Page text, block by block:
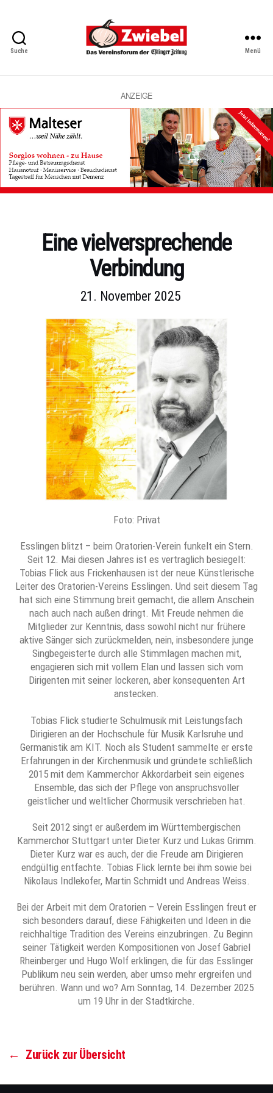
Suche
Vereinsforum
Eßlinger
Zeitung
Menü
ANZEIGE
KategorienEine vielversprechende
Verbindung
21. November 2025
Foto: Privat
Esslingen blitzt – beim Oratorien-Verein funkelt ein Stern.
Seit 12. Mai diesen Jahres ist es vertraglich besiegelt:
Tobias Flick aus Frickenhausen ist der neue Künstlerische
Leiter des Oratorien-Vereins Esslingen. Und seit diesem Tag
hat sich eine Stimmung breit gemacht, die allem Anschein
nach auch nach außen dringt. Mit Freude nehmen die
Mitglieder zur Kenntnis, dass sowohl nicht nur frühere
aktive Sänger sich zurückmelden, nein, insbesondere junge
Singbegeisterte durch alle Stimmlagen machen mit,
engagieren sich mit vollem Elan und lassen sich vom
Dirigenten mit seiner lockeren, aber konsequenten Art
anstecken.
Tobias Flick studierte Schulmusik mit Leistungsfach
Dirigieren an der Hochschule für Musik Karlsruhe und
Germanistik am KIT. Noch als Student sammelte er erste
Erfahrungen in der Kirchenmusik und gründete schließlich
2015 mit dem Kammerchor Akkordarbeit sein eigenes
Ensemble, das sich der Pflege von anspruchsvoller
geistlicher und weltlicher Chormusik verschrieben hat.
Seit 2012 singt er außerdem im Württembergischen
Kammerchor Stuttgart unter Dieter Kurz und Lukas Grimm.
Dieter Kurz war es auch, der die Freude am Dirigieren
endgültig entfachte. Tobias Flick lernte bei ihm sowie bei
Nikolaus Indlekofer, Martin Schmidt und Andreas Weiss.
Bei der Arbeit mit dem Oratorien – Verein Esslingen freut er
sich besonders darauf, diese Fähigkeiten und Ideen in die
reichhaltige Tradition des Vereins einzubringen. Zu Beginn
seiner Tätigkeit werden Kompositionen von Josef Gabriel
Rheinberger und Hugo Wolf erklingen, die für das Esslinger
Publikum neu sein werden, aber umso mehr ergreifen und
berühren. Wann und wo? Am Sonntag, 14. Dezember 2025
um 19 Uhr in der Stadtkirche.
← Zurück zur Übersicht